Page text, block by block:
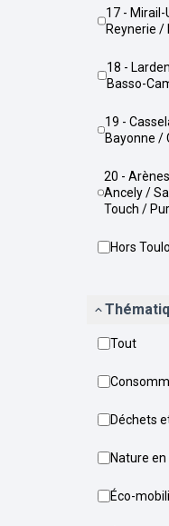
17 - Mirail-Université /
Reynerie
18 - Lardenne / Pradettes /
Basso-
19 - Casselardit / Fontaine-
Bayonne /
20 - Arènes Romaines /
Ancely /
Touch /
Hors
Tout
Déchets
Nature
Éco-